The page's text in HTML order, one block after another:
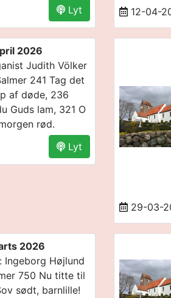
Lyt
12-04-
2026
Judith Völker
241 Tag det
af døde, 236
Guds lam, 321 O
rød.
Lyt
29-03-
2026
Ingeborg Højlund
750 Nu titte til
sødt, barnlille!